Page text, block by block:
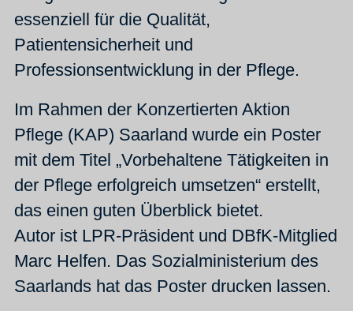
essenziell für die Qualität,
Patientensicherheit und
Professionsentwicklung in der Pflege.
Im Rahmen der Konzertierten Aktion
Pflege (KAP) Saarland wurde ein Poster
mit dem Titel „Vorbehaltene Tätigkeiten in
der Pflege erfolgreich umsetzen“ erstellt,
das einen guten Überblick bietet.
Autor ist LPR-Präsident und DBfK-Mitglied
Marc Helfen. Das Sozialministerium des
Saarlands hat das Poster drucken lassen.